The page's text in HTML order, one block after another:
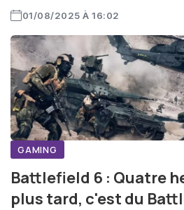
01/08/2025 À 16:02
GAMING
Battlefield 6 : Quatre
plus tard, c'est du